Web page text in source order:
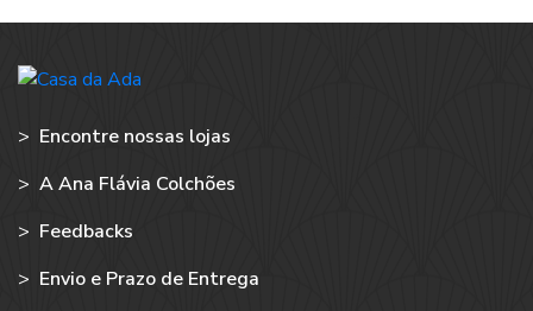
> Encontre nossas lojas
> A Ana Flávia Colchões
> Feedbacks
> Envio e Prazo de Entrega